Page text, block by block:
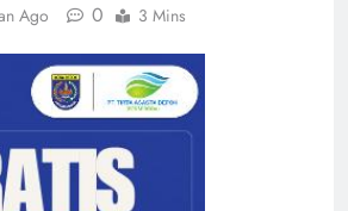
Ago 0 3 Mins